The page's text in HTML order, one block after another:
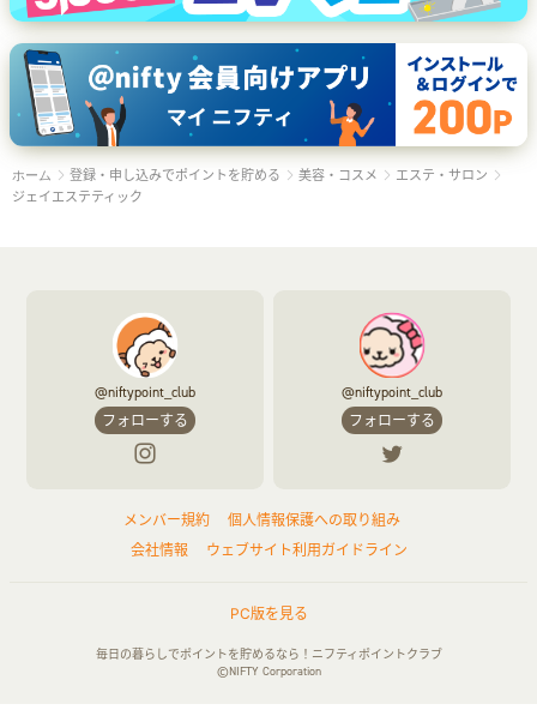
ホーム 登録・申し込みでポイントを貯める 美容・コスメ
エステ・サロン
ジェイエステティック
@niftypoint_club
フォローする
@niftypoint_club
フォローする
メンバー規約
個人情報保護への取り組み
会社情報
ウェブサイト利用ガイドライン
PC版を見る
毎日の暮らしでポイントを貯めるなら！ニフティポイントクラブ
©NIFTY Corporation